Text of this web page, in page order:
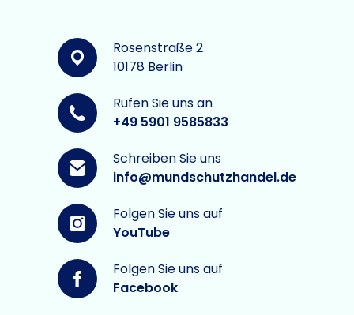
Rosenstraße 2
10178 Berlin
Rufen Sie uns an
+49 5901 9585833
Schreiben Sie uns
info@mundschutzhandel.de
Folgen Sie uns auf
YouTube
Folgen Sie uns auf
Facebook